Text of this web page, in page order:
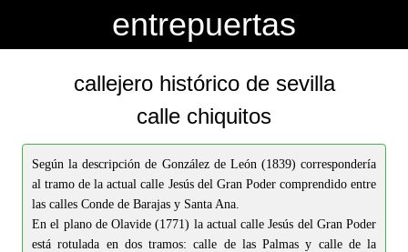
entrepuertas
callejero histórico de sevilla
calle chiquitos
Según la descripción de González de León (1839) correspondería
al tramo de la actual calle Jesús del Gran Poder comprendido entre
las calles Conde de Barajas y Santa Ana.
En el plano de Olavide (1771) la actual calle Jesús del Gran Poder
está rotulada en dos tramos: calle de las Palmas y calle de la